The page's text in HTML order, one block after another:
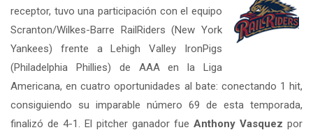
receptor, tuvo una participación con el equipo
Scranton/Wilkes-Barre RailRiders (New York
Yankees) frente a Lehigh Valley IronPigs
(Philadelphia Phillies) de AAA en la Liga
Americana, en cuatro oportunidades al bate: conectando 1 hit,
consiguiendo su imparable número 69 de esta temporada,
finalizó de 4-1. El pitcher ganador fue Anthony Vasquez por